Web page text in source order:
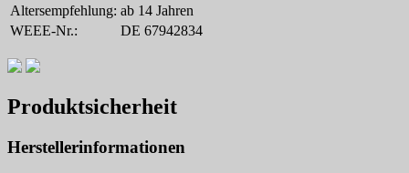
Altersempfehlung: ab 14 Jahren
WEEE-Nr.:
DE 67942834
Produktsicherheit
Herstellerinformationen